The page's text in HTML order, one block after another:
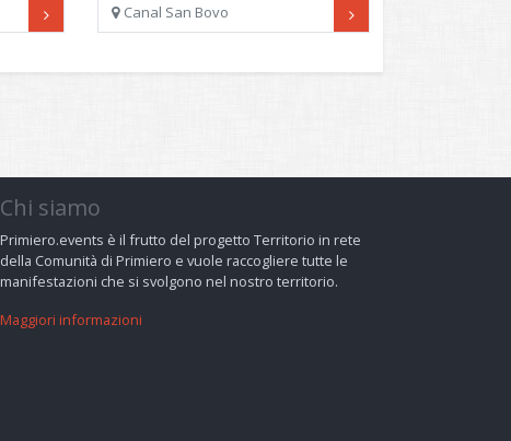
Canal San Bovo
Chi siamo
Primiero.events è il frutto del progetto Territorio in rete
della Comunità di Primiero e vuole raccogliere tutte le
manifestazioni che si svolgono nel nostro territorio.
Maggiori informazioni